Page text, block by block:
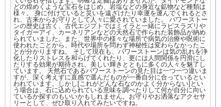
どの煌めくような宝石をはじめ、岩塩などの身近な鉱物など種類は
様々。 身に付けていると災いを遠ざけたり幸運を運んでくれるとさ
れ、古来からお守りとして人々に愛されていました。 パワーストー
ンの歴史は古く、古代エジプトではミイラと一緒にラピスラズリや
タイガーアイ、カーネリアンなどの天然石で作られた装飾品が納め
られていました。また、世界中の様々な場所で病気の治療や呪術に
使われたことから、時代や場所を問わず神秘性は変わらなかったこ
とが分かりますね。 そして現在も、パワーストーンは気の乱れを浄
化したりストレスを和らげてくれたり、更には人間関係を円滑にし
たりする効果が期待され、美しい輝きとともに多くの人々を魅了し
ています。 天然石であるパワーストーンの見た目は一つ一つ違いま
すが、深く考えずに直感で選んだものが一番自分に合っているとい
われています。しかし[これがどんな石なのかよく分からない]とい
う場合は、石に込められている意味を調べたりして何が自分に向い
ているか探すのもいいかもしれません。お守りやお洒落なアクセサ
リーとして、ぜひ取り入れてみたいですね。